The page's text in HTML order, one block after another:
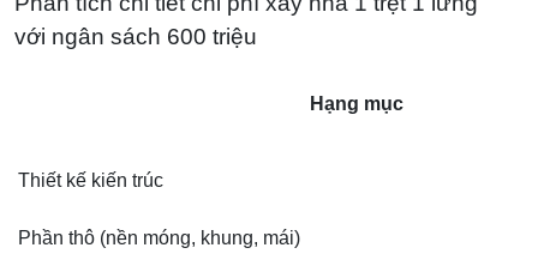
với ngân sách 600 triệu
Hạng mục
Thiết kế kiến trúc
Phần thô (nền móng, khung, mái)